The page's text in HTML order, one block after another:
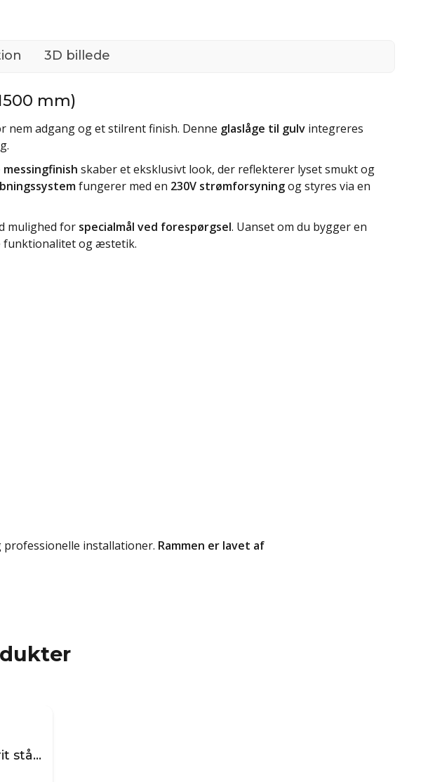
3D billede
mm)
nem adgang og et stilrent finish. Denne glaslåge til gulv integreres
messingfinish skaber et eksklusivt look, der reflekterer lyset smukt og
fungerer med en 230V strømforsyningog styres via en
mulighed for specialmål ved forespørgsel. Uanset om du bygger en
funktionalitet og æstetik.
installationer. Rammen er lavet af
stål